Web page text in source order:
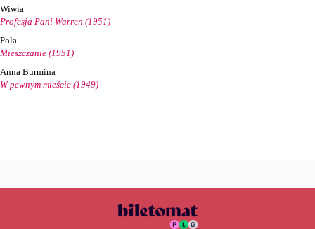
Wiwia
Profesja Pani Warren (1951)
Pola
Mieszczanie (1951)
Anna Burmina
W pewnym mieście (1949)